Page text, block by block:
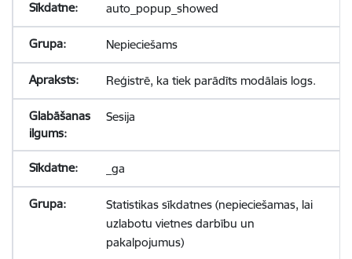
auto_popup_showed
Nepieciešams
Reģistrē, ka tiek parādīts modālais logs.
Sesija
_ga
Statistikas sīkdatnes (nepieciešamas, lai
uzlabotu vietnes darbību un
pakalpojumus)